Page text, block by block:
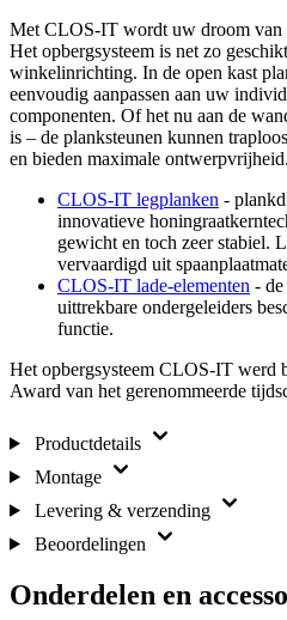
Met CLOS-IT wordt uw droom van
Het opbergsysteem is net zo
winkelinrichting. In de open kast
eenvoudig aanpassen aan uw
componenten. Of het nu aan de
is – de planksteunen kunnen
en bieden maximale ontwerpvrijheid.
CLOS-IT legplanken -
innovatieve
gewicht en toch zeer stabiel.
vervaardigd uit
CLOS-IT lade-elementen -
uittrekbare ondergeleiders
functie.
Het opbergsysteem CLOS-IT werd
Award van het gerenommeerde
Productdetails
Montage
Levering & verzending
Beoordelingen
Onderdelen en